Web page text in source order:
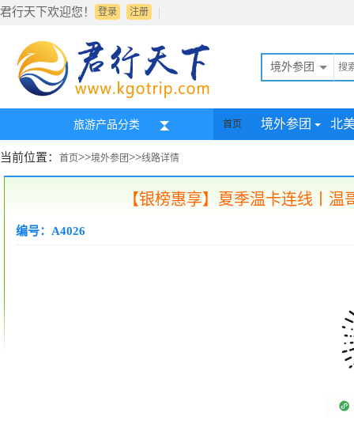
君行天下欢迎您！ 登录 |
注册
境外参团
旅游产品分类 首页 境外参团 北
当前位置： 首页>>境外参团>>线路详情
【银榜惠享】夏季温卡连线丨
编号：A4026